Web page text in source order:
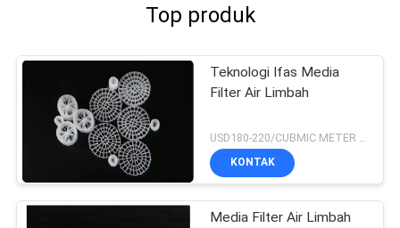
Top produk
Teknologi Ifas Media
Filter Air Limbah
KONTAK
Media Filter Air Limbah